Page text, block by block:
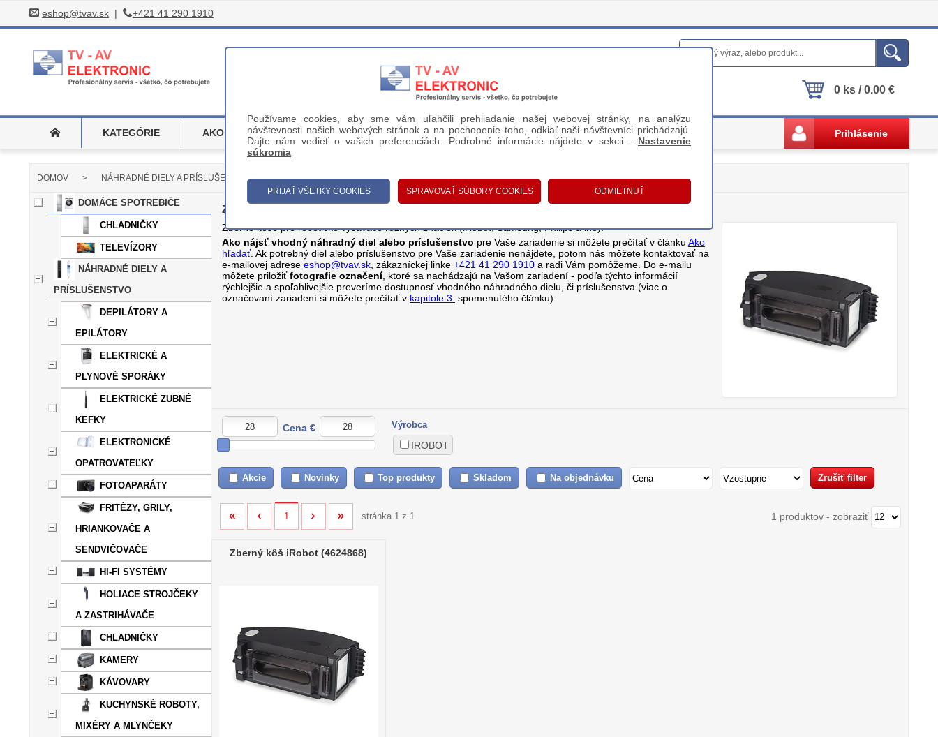
eshop@tvav.sk | +421 41 290 1910
0 ks / 0.00 €
KATEGÓRIE AKO HĽADAŤ DODANIE A PLATBA KONTAKT Prihlásenie
DOMOV > NÁHRADNÉ DIELY A PRÍSLUŠENSTVO > ROBOTICKÉ VYSÁVAČE > ZBERNÉ KOŠE
DOMÁCE SPOTREBIČE
CHLADNIČKY
TELEVÍZORY
NÁHRADNÉ DIELY A
PRÍSLUŠENSTVO
DEPILÁTORY A
EPILÁTORY
ELEKTRICKÉ A
PLYNOVÉ SPORÁKY
ELEKTRICKÉ ZUBNÉ
KEFKY
ELEKTRONICKÉ
OPATROVATEĽKY
FOTOAPARÁTY
FRITÉZY, GRILY,
HRIANKOVAČE A
SENDVIČOVAČE
HI-FI SYSTÉMY
HOLIACE STROJČEKY
A ZASTRIHÁVAČE
CHLADNIČKY
KAMERY
KÁVOVARY
KUCHYNSKÉ ROBOTY,
MIXÉRY A MLYNČEKY
Zberné koše
Zberné koše pre robotické vysávače rôznych značiek (iRobot, Samsung, Philips a iné).
Ako nájsť vhodný náhradný diel alebo príslušenstvo pre Vaše zariadenie si môžete prečítať v článku Ako
hľadať. Ak potrebný diel alebo príslušenstvo pre Vaše zariadenie nenájdete, potom nás môžete kontaktovať na
e-mailovej adrese eshop@tvav.sk , zákazníckej linke +421 41 290 1910 a radi Vám pomôžeme. Do e-mailu
môžete priložiťfotografie označení, ktoré sa nachádzajú na Vašom zariadení - podľa týchto informácií
rýchlejšie a spoľahlivejšie preveríme dostupnosť vhodného náhradného dielu, či príslušenstva (viac o
označovaní zariadení si môžete prečítať v kapitole 3. spomenutého článku).
Cena € Výrobca
IROBOT
Akcie Novinky Top produkty Skladom Na objednávku
1 stránka 1 z 1 1 produktov - zobraziť
Zberný kôš iRobot (4624868)
Používame cookies, aby sme vám uľahčili prehliadanie našej webovej stránky, na analýzu
návštevnosti našich webových stránok a na pochopenie toho, odkiaľ naši návštevníci prichádzajú.
Dajte nám vedieť o vašich preferenciách. Podrobné informácie nájdete v sekcii - Nastavenie
súkromia